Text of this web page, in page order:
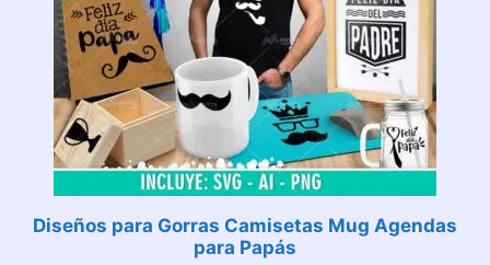
Diseños para Gorras Camisetas Mug Agendas
para Papás